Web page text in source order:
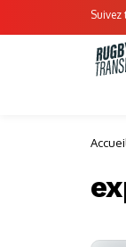
Accueil